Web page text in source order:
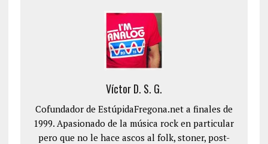
Víctor D. S. G.
Cofundador de EstúpidaFregona.net a finales de
1999. Apasionado de la música rock en particular
pero que no le hace ascos al folk, stoner, post-